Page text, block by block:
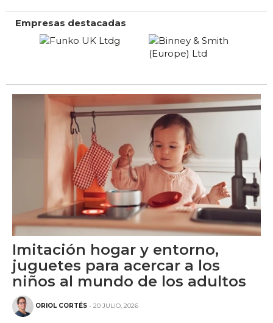
Empresas destacadas
Imitación hogar y entorno,
juguetes para acercar a los
niños al mundo de los adultos
ORIOL CORTÉS - 20 JULIO, 2026